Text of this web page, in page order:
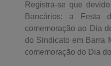
Registra-se que
Bancários; a Festa
comemoração ao Dia
do Sindicato em Barra
comemoração do Dia